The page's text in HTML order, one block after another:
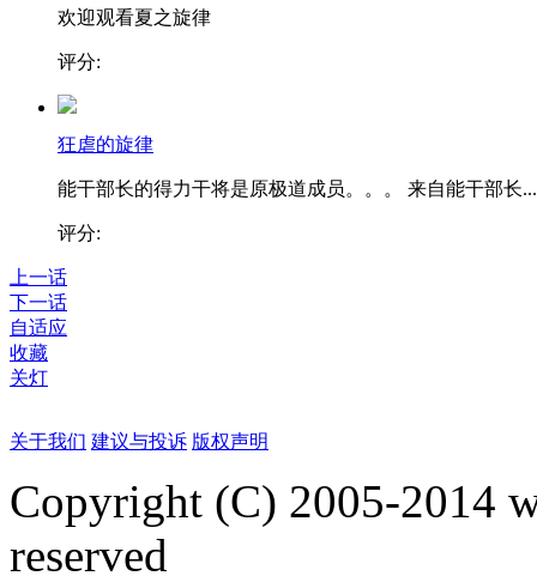
欢迎观看夏之旋律
评分:
狂虐的旋律
能干部长的得力干将是原极道成员。。。 来自能干部长...
评分:
上一话
下一话
自适应
收藏
关灯
关于我们 建议与投诉 版权声明
Copyright (C) 2005-2014
reserved